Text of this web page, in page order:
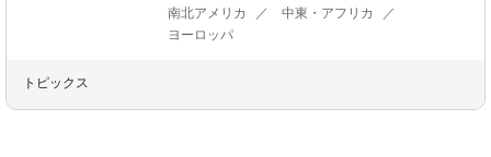
南北アメリカ
中東・アフリカ
ヨーロッパ
トピックス